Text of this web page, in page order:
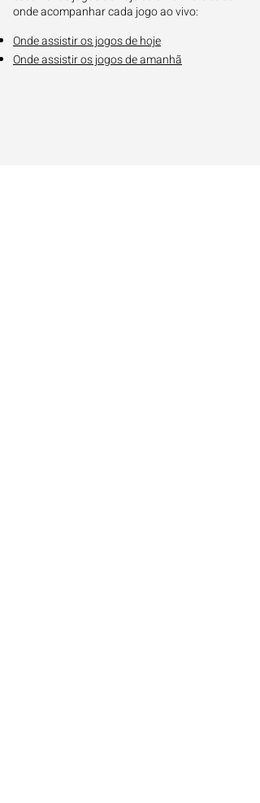
onde acompanhar cada jogo ao vivo:
Onde assistir os jogos de hoje
Onde assistir os jogos de amanhã